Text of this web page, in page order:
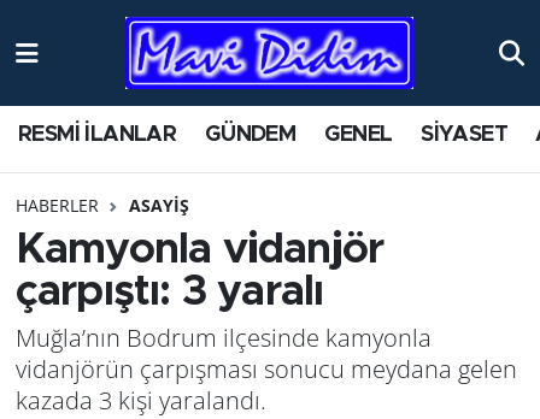
RESMİ İLANLAR GÜNDEM GENEL SİYASET
HABERLER ASAYİŞ
Kamyonla vidanjör
çarpıştı: 3 yaralı
Muğla’nın Bodrum ilçesinde kamyonla
vidanjörün çarpışması sonucu meydana gelen
kazada 3 kişi yaralandı.
ANTİK YERLER
AYDIN
BİLİM VE TEKNOLOJİ
ÇEVRE
EĞİTİM
Nöbetçi Eczaneler
Namaz Vakitleri
Trafik Durumu
Süper Lig Puan Durumu ve Fikstür
Tüm Manşetler